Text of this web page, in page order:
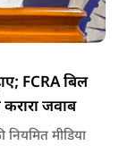
FCRA बिल
जवाब
मीडिया